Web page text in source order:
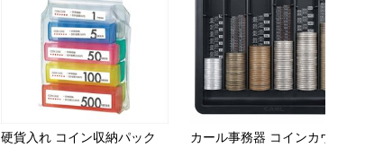
硬貨入れ コイン収納パック
カール事務器 コインカウンタ